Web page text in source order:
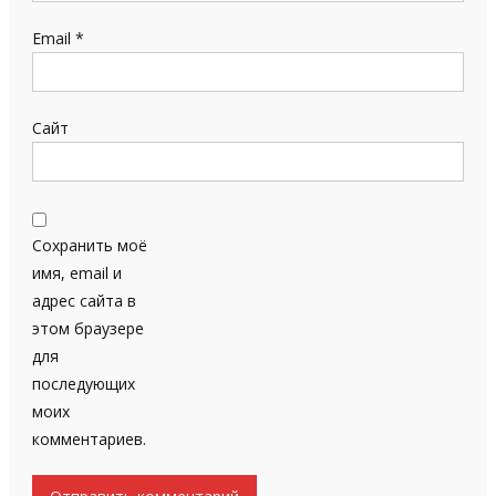
Email *
Сайт
Сохранить моё
имя, email и
адрес сайта в
этом браузере
для
последующих
моих
комментариев.